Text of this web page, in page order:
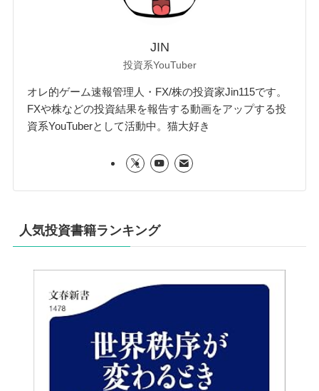
JIN
投資系YouTuber
オレ的ゲーム速報管理人・FX/株の投資家Jin115です。
FXや株などの投資結果を報告する動画をアップする投
資系YouTuberとして活動中。猫大好き
人気投資書籍ランキング